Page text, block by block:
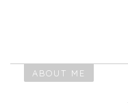
ABOUT ME